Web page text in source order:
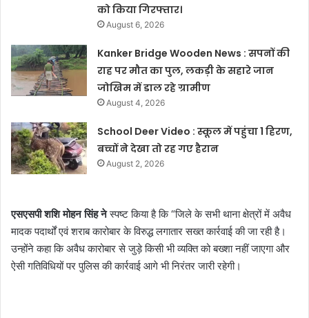
को किया गिरफ्तार।
August 6, 2026
Kanker Bridge Wooden News : सपनों की
राह पर मौत का पुल, लकड़ी के सहारे जान
जोखिम में डाल रहे ग्रामीण
August 4, 2026
School Deer Video : स्कूल में पहुंचा 1 हिरण,
बच्चों ने देखा तो रह गए हैरान
August 2, 2026
एसएसपी शशि मोहन सिंह नेस्पष्ट किया है कि “जिले के सभी थाना क्षेत्रों में अवैध
मादक पदार्थों एवं शराब कारोबार के विरुद्ध लगातार सख्त कार्रवाई की जा रही है।
उन्होंने कहा कि अवैध कारोबार से जुड़े किसी भी व्यक्ति को बख्शा नहीं जाएगा और
ऐसी गतिविधियों पर पुलिस की कार्रवाई आगे भी निरंतर जारी रहेगी।